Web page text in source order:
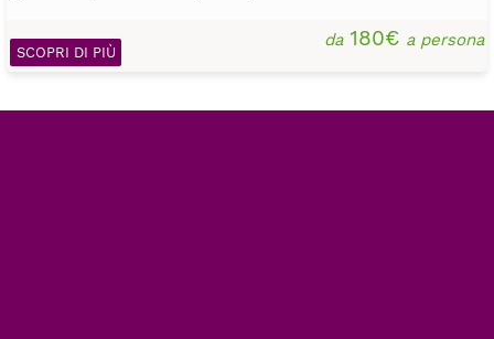
da180€ a persona
SCOPRI DI PIÙ